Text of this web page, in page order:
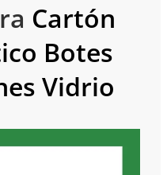
Cartón
Botes
Vidrio